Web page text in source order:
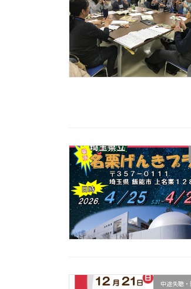
中途失聴